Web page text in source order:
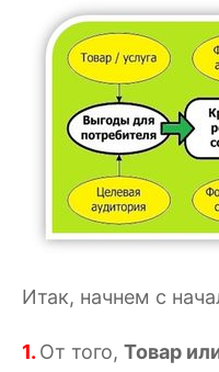
Итак, начнем с
1. От того, Товар